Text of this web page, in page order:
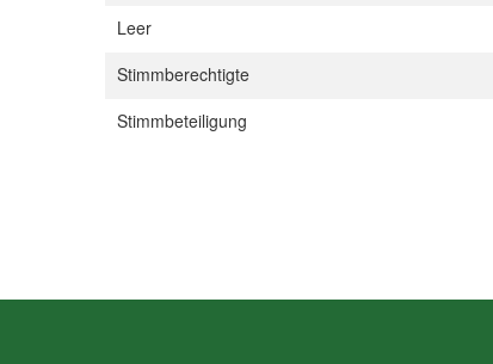
Leer
Stimmberechtigte
Stimmbeteiligung